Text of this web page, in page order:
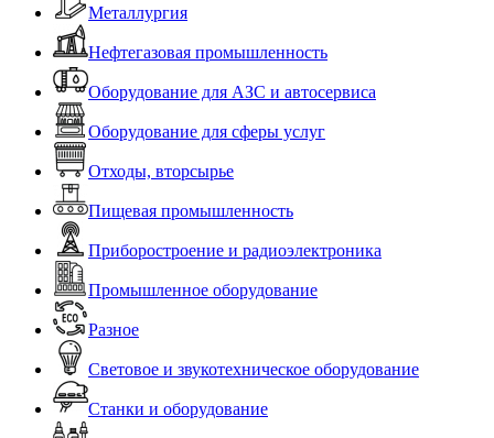
Металлургия
Нефтегазовая промышленность
Оборудование для АЗС и автосервиса
Оборудование для сферы услуг
Отходы, вторсырье
Пищевая промышленность
Приборостроение и радиоэлектроника
Промышленное оборудование
Разное
Световое и звукотехническое оборудование
Станки и оборудование